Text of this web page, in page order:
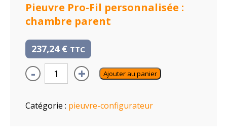
Pieuvre Pro-Fil personnalisée :
chambre parent
237,24 € TTC
- + Ajouter au panier
Catégorie : pieuvre-configurateur